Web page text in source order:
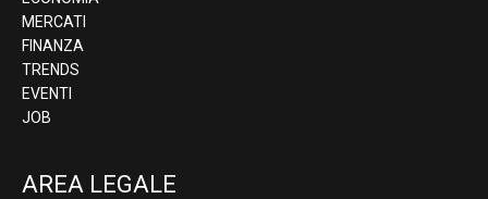
MERCATI
FINANZA
TRENDS
EVENTI
JOB
AREA LEGALE